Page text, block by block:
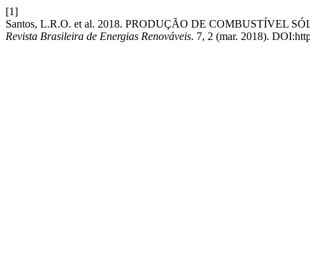
[1]
Santos, L.R.O. et al. 2018. PRODUÇÃO DE COMBUSTÍVEL
Revista Brasileira de Energias Renováveis. 7, 2 (mar. 2018).